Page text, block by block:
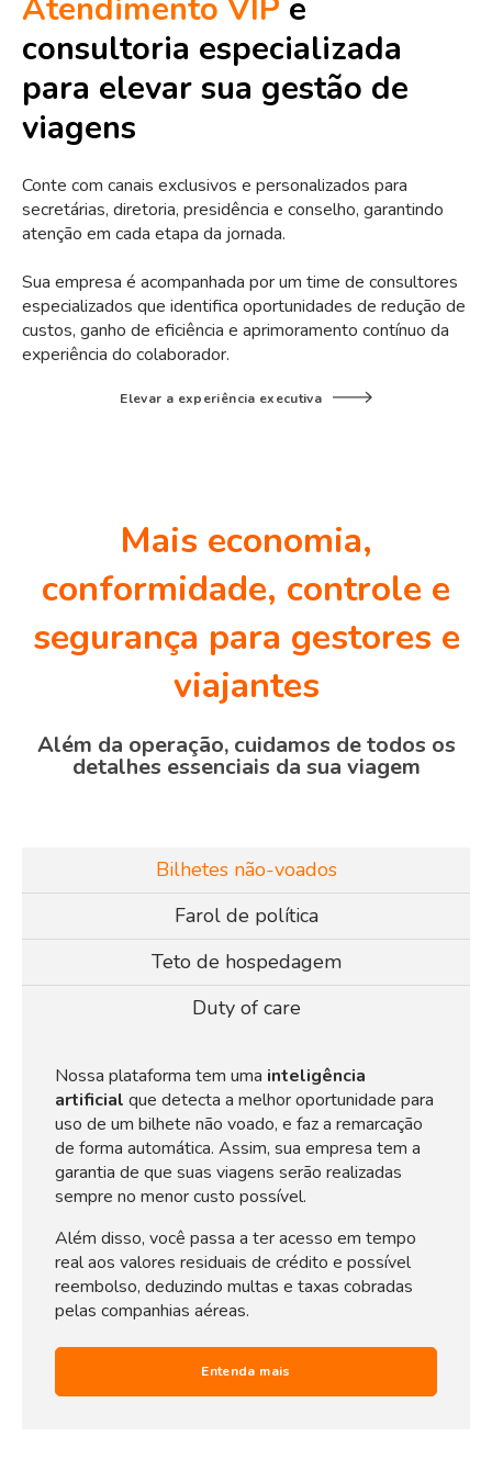
Atendimento VIP e
consultoria especializada
para elevar sua gestão de
viagens
Conte com canais exclusivos e personalizados para
secretárias, diretoria, presidência e conselho, garantindo
atenção em cada etapa da jornada.
Sua empresa é acompanhada por um time de consultores
especializados que identifica oportunidades de redução de
custos, ganho de eficiência e aprimoramento contínuo da
experiência do colaborador.
Elevar a experiência executiva
Mais economia,
conformidade, controle e
segurança para gestores e
viajantes
Além da operação, cuidamos de todos os
detalhes essenciais da sua viagem
Bilhetes não-voados
Farol de política
Teto de hospedagem
Duty of care
Nossa plataforma tem uma inteligência
artificial que detecta a melhor oportunidade para
uso de um bilhete não voado, e faz a remarcação
de forma automática. Assim, sua empresa tem a
garantia de que suas viagens serão realizadas
sempre no menor custo possível.
Além disso, você passa a ter acesso em tempo
real aos valores residuais de crédito e possível
reembolso, deduzindo multas e taxas cobradas
pelas companhias aéreas.
Entenda mais